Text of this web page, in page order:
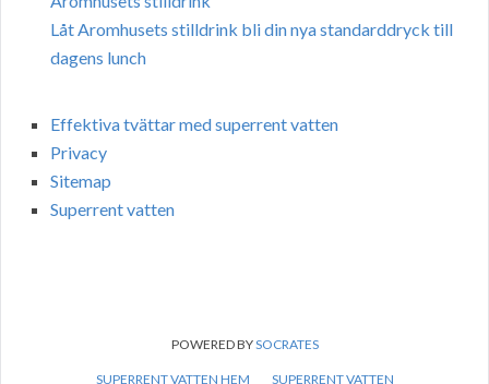
Låt Aromhusets stilldrink bli din nya standarddryck till
dagens lunch
Effektiva tvättar med superrent vatten
Privacy
Sitemap
Superrent vatten
POWERED BYSOCRATES
SUPERRENT VATTEN HEM SUPERRENT VATTEN